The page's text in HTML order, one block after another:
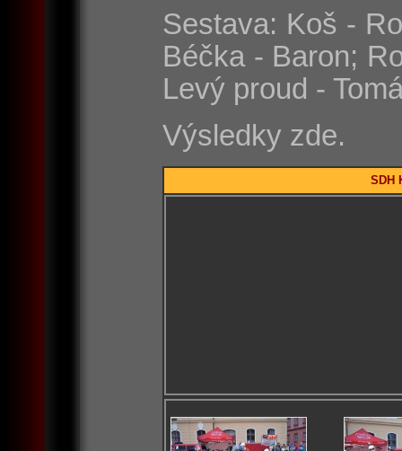
Sestava: Koš -
Béčka - Baron;
Levý proud -
Výsledky zde.
SDH